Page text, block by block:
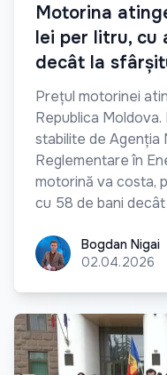
Motorina
lei per litru, cu
decât la
Prețul motorinei
Republica
stabilite de Agenția
Reglementare în
motorină va costa,
cu 58 de bani
Bogdan NigaiBogdan Nigai
02.04.2026